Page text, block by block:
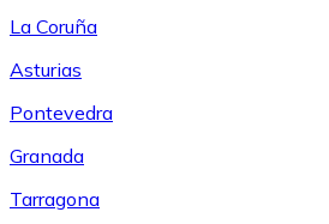
La Coruña
Asturias
Pontevedra
Granada
Tarragona